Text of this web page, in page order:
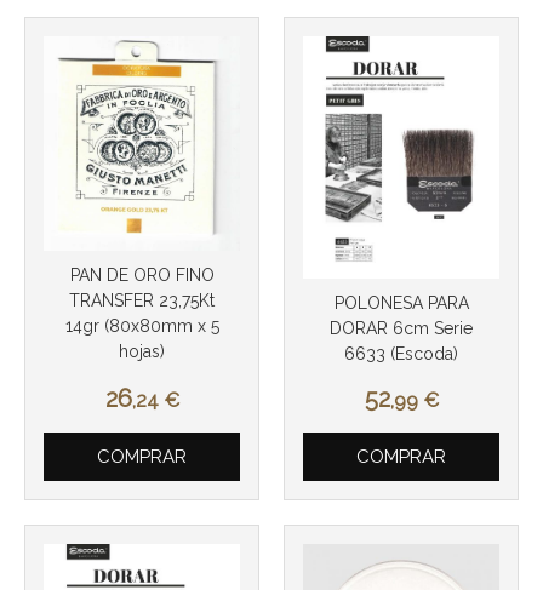
PAN DE ORO FINO
TRANSFER 23,75Kt
14gr (80x80mm x 5
hojas)
26,24 €
COMPRAR
POLONESA PARA
DORAR 6cm Serie
6633 (Escoda)
52,99 €
COMPRAR
Más info Más info